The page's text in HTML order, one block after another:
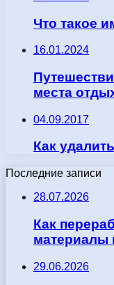
Что такое
16.01.2024
места
04.09.2017
Как
Последние записи
28.07.2026
Как
материалы
29.06.2026